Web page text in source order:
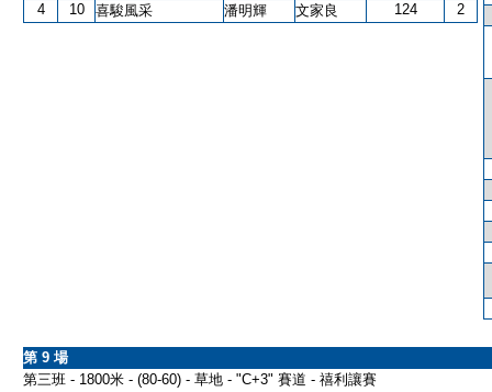
4
10 喜駿風采 潘明輝 文家良 124 2
第 9 場
第三班 - 1800米 - (80-60) - 草地 - "C+3" 賽道 - 禧利讓賽